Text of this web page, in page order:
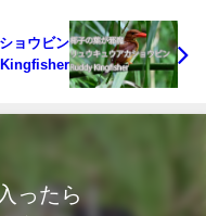
ョウビン
ったら